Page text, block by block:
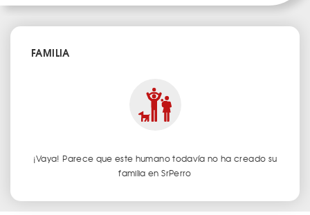
FAMILIA
¡Vaya! Parece que este humano todavía no ha creado su
familia en SrPerro